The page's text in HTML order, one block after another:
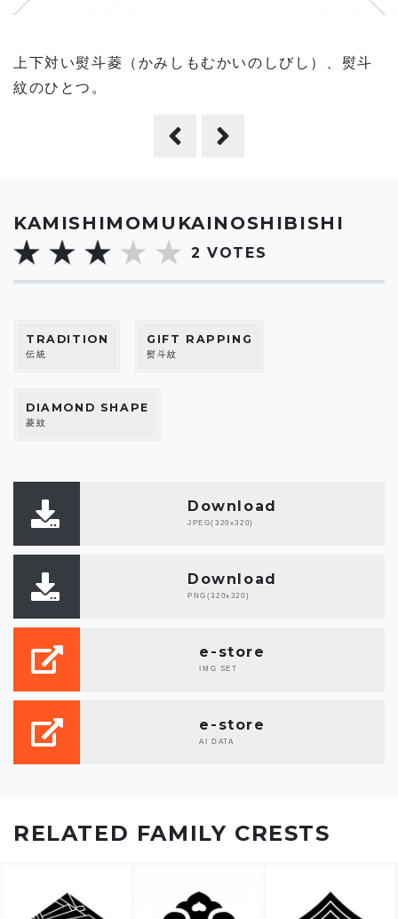
KAMISHIMOMUKAINOSHIBISHI
2 VOTES
TRADITION
伝統
GIFT RAPPING
熨斗紋
DIAMOND SHAPE
菱紋
Download
JPEG(320x320)
Download
PNG(320x320)
e-store
IMG SET
e-store
AI DATA
上下対い熨斗菱（かみしもむかいのしびし）、熨斗
紋のひとつ。
RELATED FAMILY CRESTS